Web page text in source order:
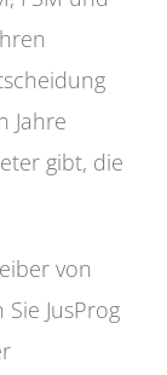
Jahre
gibt, die
von
JusProg